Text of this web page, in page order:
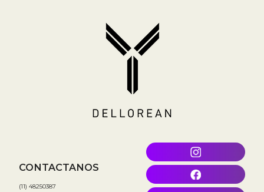
CONTACTANOS
(11) 48250387